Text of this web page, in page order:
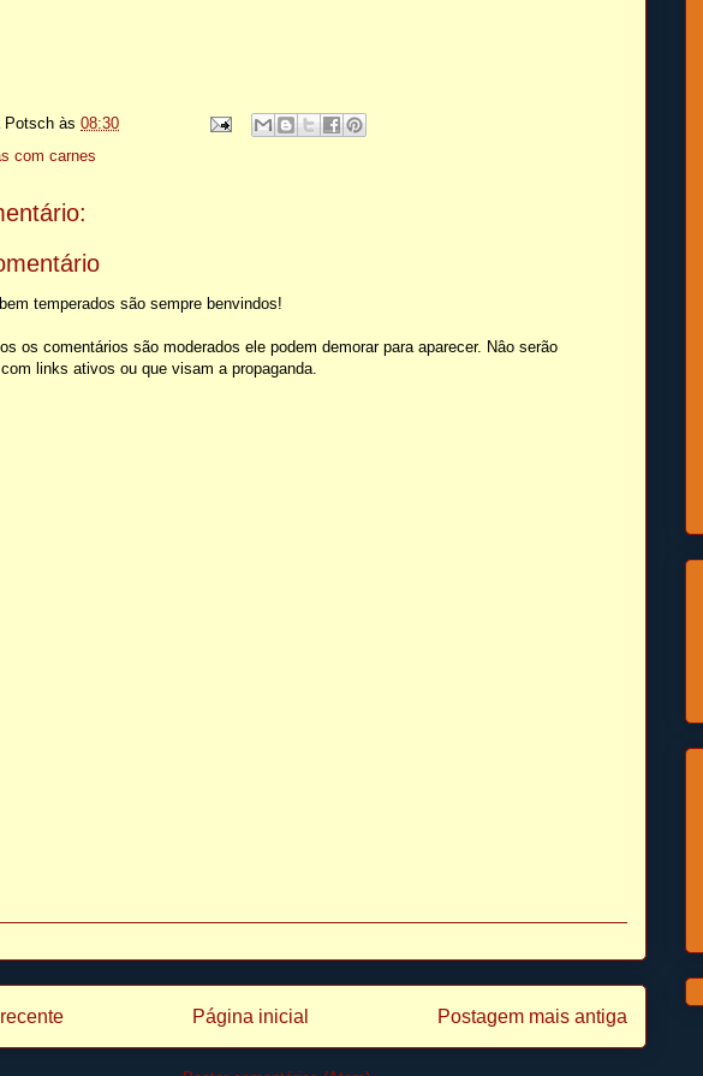
Potsch às 08:30
com carnes
temperados são sempre benvindos!
os comentários são moderados ele podem demorar para aparecer. Nâo serão
links ativos ou que visam a propaganda.
Postagem mais antiga
Página inicial